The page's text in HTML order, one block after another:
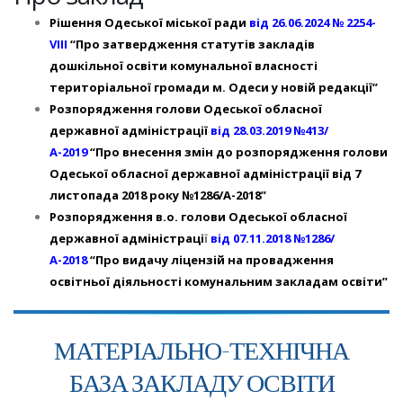
Рішення Одеської міської ради від 26.06.2024 № 2254-
VIII “Про затвердження статутів закладів
дошкільної освіти комунальної власності
територіальної громади м. Одеси у новій редакції”
Розпорядження голови Одеської обласної
державної адміністрації від 28.03.2019 №413/
А-2019“Про внесення змін до розпорядження голови
Одеської обласної державної адміністрації від 7
листопада 2018 року №1286/А-2018”
Розпорядження в.о. голови Одеської обласної
державної адміністрації від 07.11.2018 №1286/
А-2018“Про видачу ліцензій на провадження
освітньої діяльності комунальним закладам освіти”
МАТЕРІАЛЬНО-ТЕХНІЧНА
БАЗА ЗАКЛАДУ ОСВІТИ